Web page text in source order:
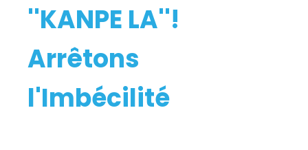
''KANPE LA''!
Arrêtons
l'Imbécilité